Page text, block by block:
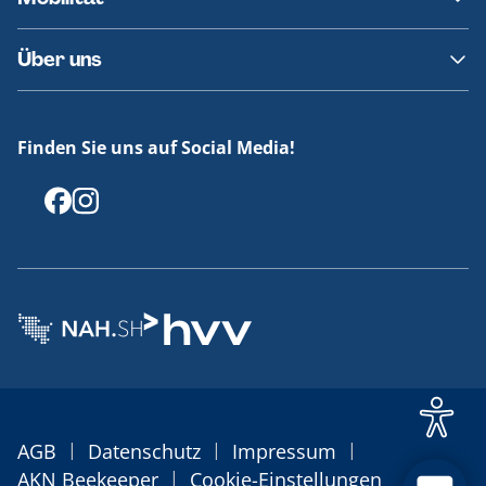
Fundsachen
Häufige Fragen
Barrierefreies Reisen
Erklärung Barrierefreiheit
Über uns
Offenlegungen
Finden Sie uns auf Social Media!
AGB | Datenschutz | Impressum |
AKN Beekeeper | Cookie-Einstellungen